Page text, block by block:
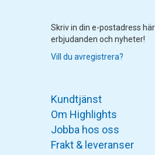
Skriv in din e-postadress
erbjudanden och nyheter!
Vill du avregistrera?
Kundtjänst
Om Highlights
Jobba hos oss
Frakt & leveranser